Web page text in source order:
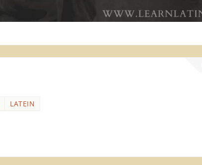
LATEIN